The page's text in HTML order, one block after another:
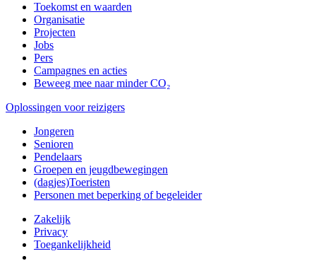
Toekomst en waarden
Organisatie
Projecten
Jobs
Pers
Campagnes en acties
Beweeg mee naar minder CO₂
Oplossingen voor reizigers
Jongeren
Senioren
Pendelaars
Groepen en jeugdbewegingen
(dagjes)Toeristen
Personen met beperking of begeleider
Zakelijk
Privacy
Toegankelijkheid